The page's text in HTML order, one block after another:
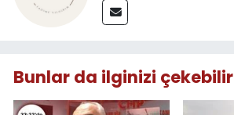
Bunlar da ilginizi çekebilir